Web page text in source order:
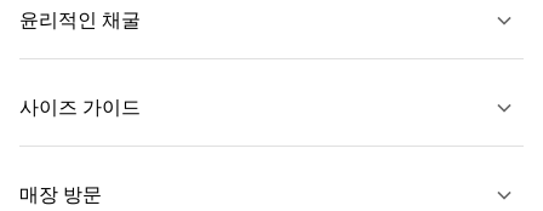
윤리적인 채굴
사이즈 가이드
매장 방문